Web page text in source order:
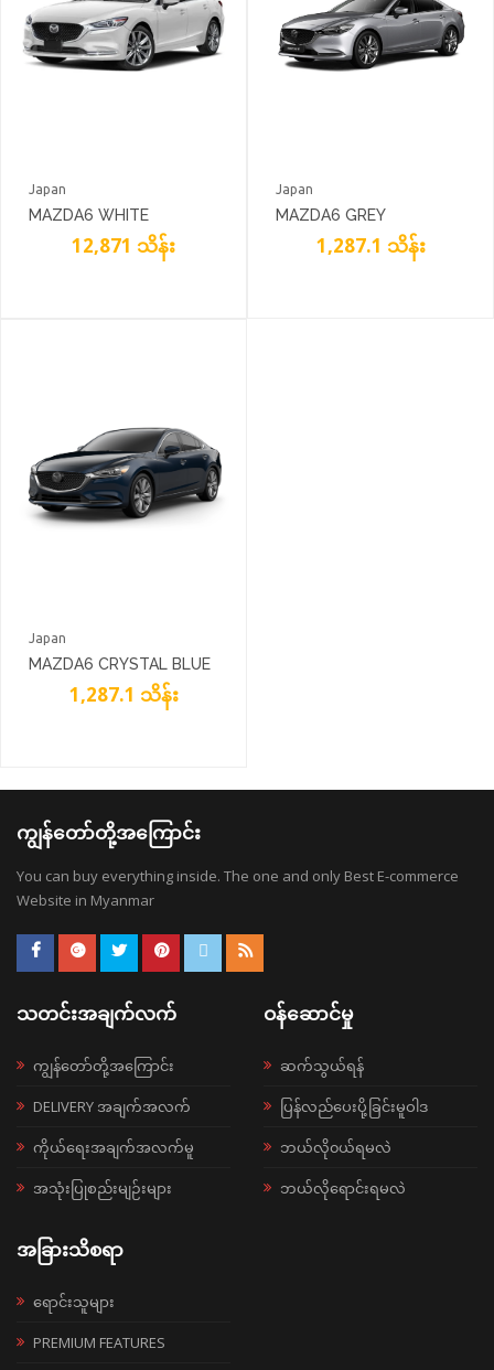
Japan
MAZDA6 WHITE
12,871 သိန်း
Japan
MAZDA6 GREY
1,287.1 သိန်း
Japan
MAZDA6 CRYSTAL BLUE
1,287.1 သိန်း
ကျွန်တော်တို့အကြောင်း
You can buy everything inside. The one and only Best E-commerce
Website in Myanmar
သတင်းအချက်လက်
ကျွန်တော်တို့အကြောင်း
DELIVERY အချက်အလက်
ကိုယ်ရေးအချက်အလက်မူ
အသုံးပြုစည်းမျဉ်းများ
ဝန်ဆောင်မှု
ဆက်သွယ်ရန်
ပြန်လည်ပေးပို့ခြင်းမူဝါဒ
ဘယ်လို၀ယ်ရမလဲ
ဘယ်လိုရောင်းရမလဲ
အခြားသိစရာ
ရောင်းသူများ
PREMIUM FEATURES